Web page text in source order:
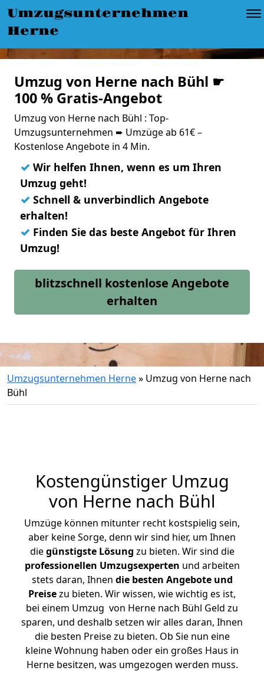
Umzugsunternehmen
Herne
Umzug von Herne nach Bühl ☛
100 % Gratis-Angebot
Umzug von Herne nach Bühl : Top-
Umzugsunternehmen ➨ Umzüge ab 61€ –
Kostenlose Angebote in 4 Min.
✓ Wir helfen Ihnen, wenn es um Ihren
Umzug geht!
✓ Schnell & unverbindlich Angebote
erhalten!
✓ Finden Sie das beste Angebot für Ihren
Umzug!
blitzschnell kostenlose Angebote
erhalten
Umzugsunternehmen Herne» Umzug von Herne nach
Bühl
Kostengünstiger Umzug
von Herne nach Bühl
Umzüge können mitunter recht kostspielig sein,
aber keine Sorge, denn wir sind hier, um Ihnen
diegünstigste Lösung zu bieten. Wir sind die
professionellen Umzugsexperten und arbeiten
stets daran, Ihnen die besten Angebote und
Preisezu bieten. Wir wissen, wie wichtig es ist,
bei einem Umzug von Herne nach Bühl Geld zu
sparen, und deshalb setzen wir alles daran, Ihnen
die besten Preise zu bieten. Ob Sie nun eine
kleine Wohnung haben oder ein großes Haus in
Herne besitzen, was umgezogen werden muss.